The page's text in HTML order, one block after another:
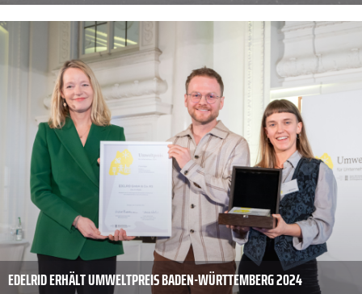
EDELRID ERHÄLT UMWELTPREIS BADEN-WÜRTTEMBERG 2024